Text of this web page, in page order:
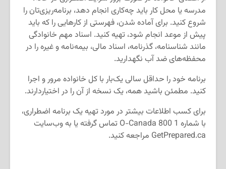
مدرسه یا محل کار باید چه‌کاری انجام دهد، برنامه‌ریزی‌تان را
شروع کنید. برای آماده شدن، فهرستی از کارهایی را که باید
پیش از موعد انجام شود، تهیه کنید. اسناد مهم خانوادگی
مانند شناسنامه، گذرنامه، اسناد مالی، بیمه‌نامه و غیره را در
محفظه‌های ضد آب نگهدارید.
برنامه خود را حداقل سالی یک‌بار با کل خانواده مرور و اجرا
کنید. مطمئن باشید همه، یک نسخه از آن را در اختیاردارند.
برای کسب اطلاعات بیشتر در مورد تهیه یک برنامه اضطراری،
با شماره 1 800 O-Canada تماس گرفته یا به وب‌سایت
GetPrepared.ca مراجعه کنید.